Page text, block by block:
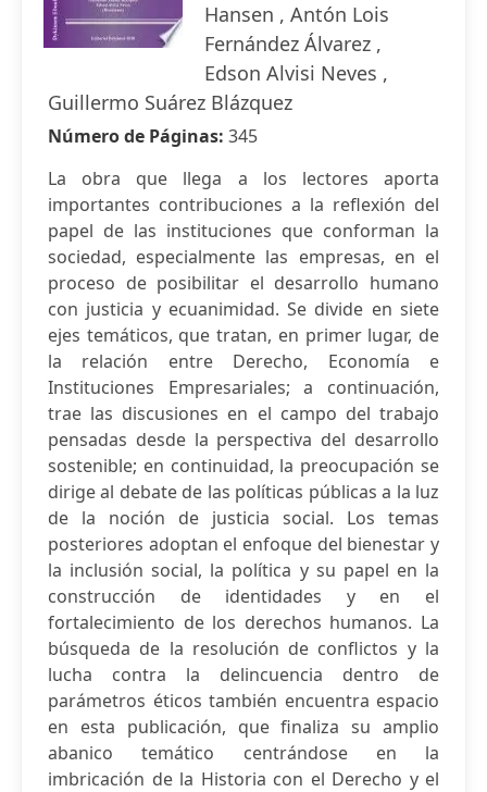
Hansen , Antón Lois
Fernández Álvarez ,
Edson Alvisi Neves ,
Guillermo Suárez Blázquez
Número de Páginas: 345
La obra que llega a los lectores aporta
importantes contribuciones a la reflexión del
papel de las instituciones que conforman la
sociedad, especialmente las empresas, en el
proceso de posibilitar el desarrollo humano
con justicia y ecuanimidad. Se divide en siete
ejes temáticos, que tratan, en primer lugar, de
la relación entre Derecho, Economía e
Instituciones Empresariales; a continuación,
trae las discusiones en el campo del trabajo
pensadas desde la perspectiva del desarrollo
sostenible; en continuidad, la preocupación se
dirige al debate de las políticas públicas a la luz
de la noción de justicia social. Los temas
posteriores adoptan el enfoque del bienestar y
la inclusión social, la política y su papel en la
construcción de identidades y en el
fortalecimiento de los derechos humanos. La
búsqueda de la resolución de conflictos y la
lucha contra la delincuencia dentro de
parámetros éticos también encuentra espacio
en esta publicación, que finaliza su amplio
abanico temático centrándose en la
imbricación de la Historia con el Derecho y el